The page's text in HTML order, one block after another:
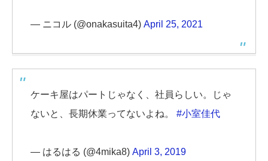
— ニコル (@onakasuita4) April 25, 2021
ケーキ屋はパートじゃなく、社員らしい。じゃ
ないと、長期休業ってないよね。 #小室佳代
— はるはる (@4mika8) April 3, 2019